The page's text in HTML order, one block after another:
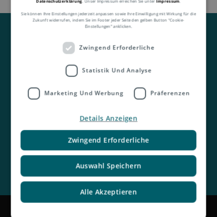
Kontakt
Impressum
Sie können Ihre Einstellungen jederzeit anpassen sowie Ihre Einwilligung mit Wirkung für die
Zukunft widerrufen, indem Sie im Footer jeder Seite den gelben Button "Cookie-
Einstellungen" anklicken.
Zwingend Erforderliche
Statistik Und Analyse
Marketing Und Werbung Präferenzen
Auswahl Speichern
Alle Akzeptieren
Zwingend Erforderliche
Details Anzeigen